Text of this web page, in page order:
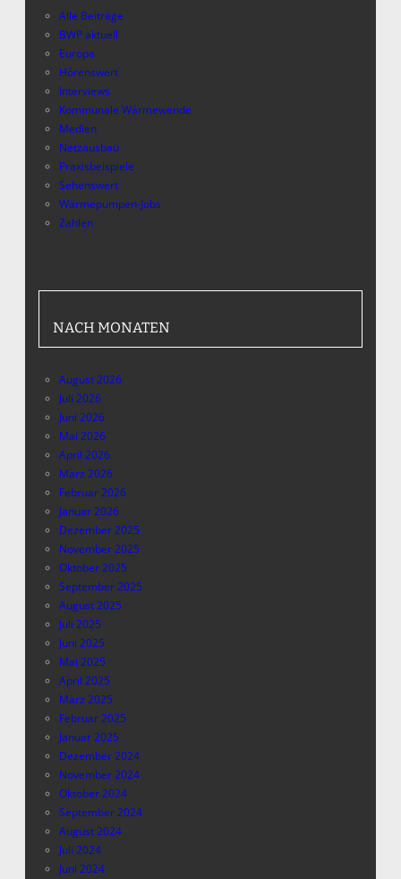
Alle Beiträge
BWP aktuell
Europa
Hörenswert
Interviews
Kommunale Wärmewende
Medien
Netzausbau
Praxisbeispiele
Sehenswert
Wärmepumpen-Jobs
Zahlen
NACH MONATEN
August 2026
Juli 2026
Juni 2026
Mai 2026
April 2026
März 2026
Februar 2026
Januar 2026
Dezember 2025
November 2025
Oktober 2025
September 2025
August 2025
Juli 2025
Juni 2025
Mai 2025
April 2025
März 2025
Februar 2025
Januar 2025
Dezember 2024
November 2024
Oktober 2024
September 2024
August 2024
Juli 2024
Juni 2024